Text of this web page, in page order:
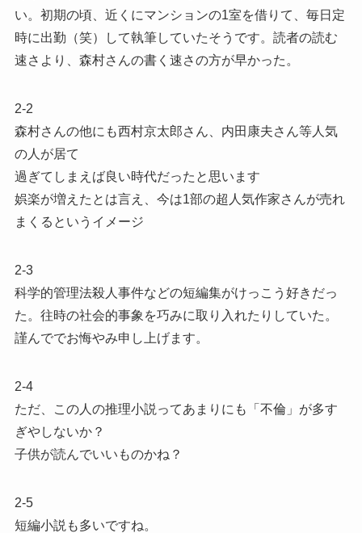
い。初期の頃、近くにマンションの1室を借りて、毎日定
時に出勤（笑）して執筆していたそうです。読者の読む
速さより、森村さんの書く速さの方が早かった。
2-2
森村さんの他にも西村京太郎さん、内田康夫さん等人気
の人が居て
過ぎてしまえば良い時代だったと思います
娯楽が増えたとは言え、今は1部の超人気作家さんが売れ
まくるというイメージ
2-3
科学的管理法殺人事件などの短編集がけっこう好きだっ
た。往時の社会的事象を巧みに取り入れたりしていた。
謹んででお悔やみ申し上げます。
2-4
ただ、この人の推理小説ってあまりにも「不倫」が多す
ぎやしないか？
子供が読んでいいものかね？
2-5
短編小説も多いですね。